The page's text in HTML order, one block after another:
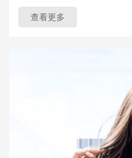
查看更多